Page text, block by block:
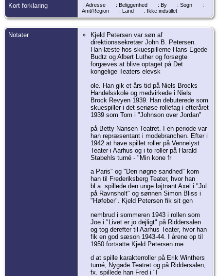
Kort forklaring : Adresse : Beliggenhed : By : Sogn
:
Amt/Region
: Land : Ikke indstillet
Notater
Kjeld Petersen var søn af
direktionssekretær John B. Petersen.
Han læste hos skuespillerne Hans Egede
Budtz og Albert Luther og forsøgte
forgæves at blive optaget på Det
kongelige Teaters elevsk
ole. Han gik et års tid på Niels Brocks
Handelsskole og medvirkede i Niels
Brock Revyen 1939. Han debuterede som
skuespiller i det seriøse rollefag i efteråret
1939 som Tom i "Johnson over Jordan"
på Betty Nansen Teatret. I en periode var
han repræsentant i modebranchen. Efter i
1942 at have spillet roller på Vennelyst
Teater i Aarhus og i to roller på Harald
Stabehls turné - "Min kone fr
a Paris" og "Den nøgne sandhed" kom
han til Frederiksberg Teater, hvor han
bl.a. spillede den unge løjtnant Axel i "Jul
på Ravnsholt" og sønnen Simon Bliss i
"Høfeber". Kjeld Petersen fik sit gen
nembrud i sommeren 1943 i rollen som
Joe i "Livet er jo dejligt" på Riddersalen
og tog derefter til Aarhus Teater, hvor han
fik en god sæson 1943-44. I årene op til
1950 fortsatte Kjeld Petersen me
d at spille karakterroller på Erik Winthers
turné, Nygade Teatret og på Riddersalen,
fx. spillede han Fred i "I